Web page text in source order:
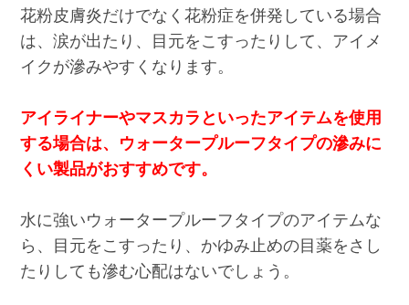
花粉皮膚炎だけでなく花粉症を併発している場合
は、涙が出たり、目元をこすったりして、アイメ
イクが滲みやすくなります。
アイライナーやマスカラといったアイテムを使用
する場合は、ウォータープルーフタイプの滲みに
くい製品がおすすめです。
水に強いウォータープルーフタイプのアイテムな
ら、目元をこすったり、かゆみ止めの目薬をさし
たりしても滲む心配はないでしょう。